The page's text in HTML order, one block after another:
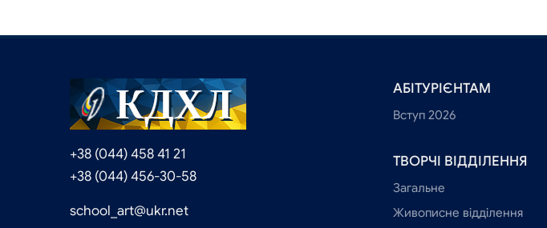
+38 (044) 458 41 21
+38 (044) 456-30-58
school_art@ukr.net
АБІТУРІЄНТАМ
Вступ 2026
ТВОРЧІ ВІДДІЛЕННЯ
Загальне
Живописне відділення